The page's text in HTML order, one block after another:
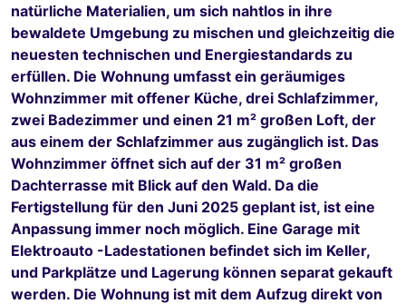
natürliche Materialien, um sich nahtlos in ihre
bewaldete Umgebung zu mischen und gleichzeitig die
neuesten technischen und Energiestandards zu
erfüllen. Die Wohnung umfasst ein geräumiges
Wohnzimmer mit offener Küche, drei Schlafzimmer,
zwei Badezimmer und einen 21 m² großen Loft, der
aus einem der Schlafzimmer aus zugänglich ist. Das
Wohnzimmer öffnet sich auf der 31 m² großen
Dachterrasse mit Blick auf den Wald. Da die
Fertigstellung für den Juni 2025 geplant ist, ist eine
Anpassung immer noch möglich. Eine Garage mit
Elektroauto -Ladestationen befindet sich im Keller,
und Parkplätze und Lagerung können separat gekauft
werden. Die Wohnung ist mit dem Aufzug direkt von